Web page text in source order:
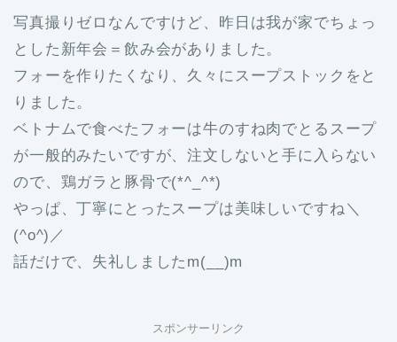
写真撮りゼロなんですけど、昨日は我が家でちょっ
とした新年会＝飲み会がありました。
フォーを作りたくなり、久々にスープストックをと
りました。
ベトナムで食べたフォーは牛のすね肉でとるスープ
が一般的みたいですが、注文しないと手に入らない
ので、鶏ガラと豚骨で(*^_^*)
やっぱ、丁寧にとったスープは美味しいですね＼
(^o^)／
話だけで、失礼しましたm(__)m
スポンサーリンク